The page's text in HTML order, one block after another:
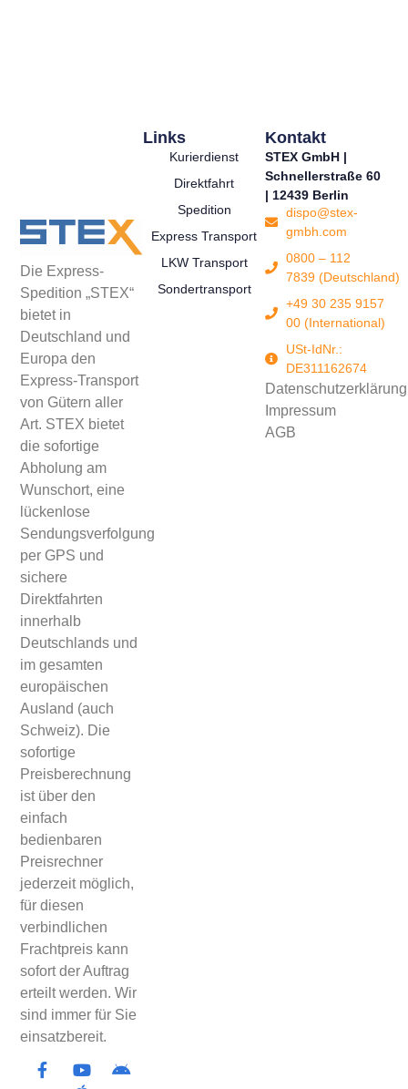
Die Express-
Spedition „STEX“
bietet in
Deutschland und
Europa den
Express-Transport
von Gütern aller
Art. STEX bietet
die sofortige
Abholung am
Wunschort, eine
lückenlose
Sendungsverfolgung
per GPS und
sichere
Direktfahrten
innerhalb
Deutschlands und
im gesamten
europäischen
Ausland (auch
Schweiz). Die
sofortige
Preisberechnung
ist über den
einfach
bedienbaren
Preisrechner
jederzeit möglich,
für diesen
verbindlichen
Frachtpreis kann
sofort der Auftrag
erteilt werden. Wir
sind immer für Sie
einsatzbereit.
Links
Kurierdienst
Direktfahrt
Spedition
Express Transport
LKW Transport
Sondertransport
Kontakt
STEX GmbH |
Schnellerstraße 60
| 12439 Berlin
dispo@stex-
gmbh.com
0800 – 112
7839 (Deutschland)
+49 30 235 9157
00 (International)
USt-IdNr.:
DE311162674
Datenschutzerklärung
Impressum
AGB